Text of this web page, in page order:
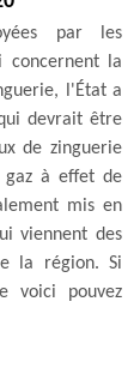
par les
concernent la
l'État a
devrait être
de zinguerie
gaz à effet de
mis en
viennent des
la région. Si
voici pouvez